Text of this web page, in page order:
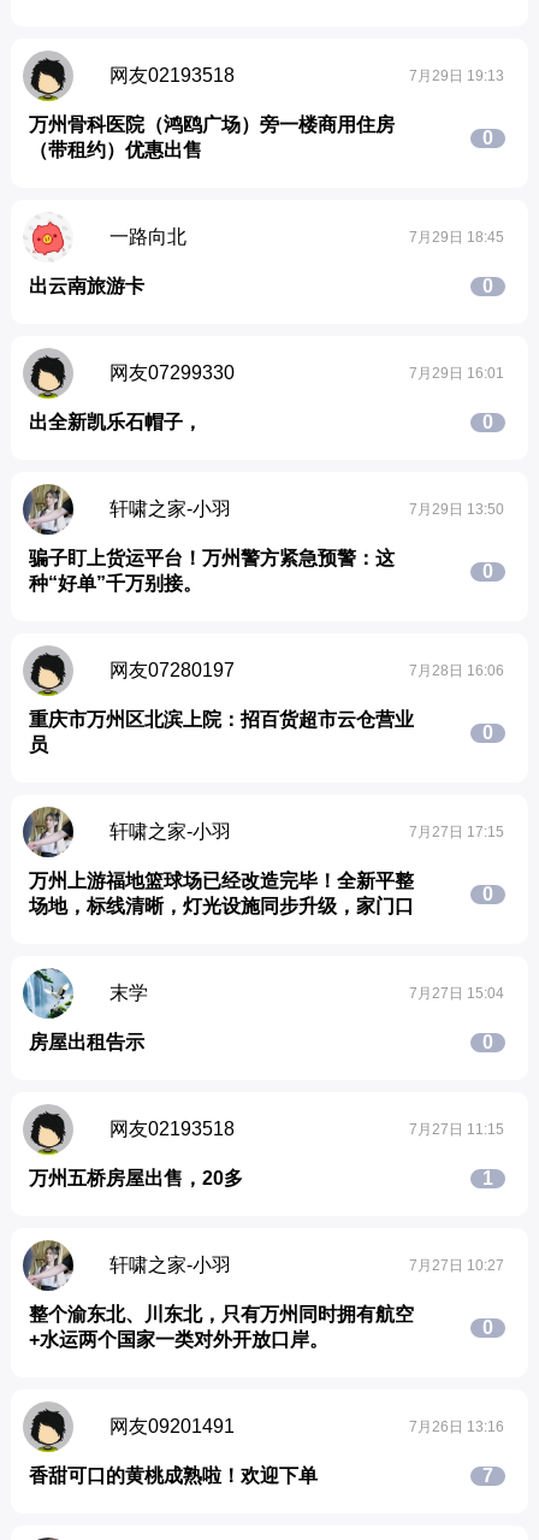
网友02193518 7月29日 19:13
万州骨科医院（鸿鸥广场）旁一楼商用住房
（带租约）优惠出售
0
一路向北 7月29日 18:45
出云南旅游卡 0
网友07299330 7月29日 16:01
出全新凯乐石帽子， 0
轩啸之家-小羽 7月29日 13:50
骗子盯上货运平台！万州警方紧急预警：这
种“好单”千万别接。
0
网友07280197 7月28日 16:06
重庆市万州区北滨上院：招百货超市云仓营业
员
0
轩啸之家-小羽 7月27日 17:15
万州上游福地篮球场已经改造完毕！全新平整
场地，标线清晰，灯光设施同步升级，家门口
0
末学 7月27日 15:04
房屋出租告示 0
网友02193518 7月27日 11:15
万州五桥房屋出售，20多 1
轩啸之家-小羽 7月27日 10:27
整个渝东北、川东北，只有万州同时拥有航空
+水运两个国家一类对外开放口岸。
0
网友09201491 7月26日 13:16
香甜可口的黄桃成熟啦！欢迎下单 7